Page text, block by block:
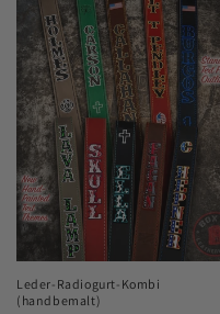
Leder-Radiogurt-Kombi
(handbemalt)